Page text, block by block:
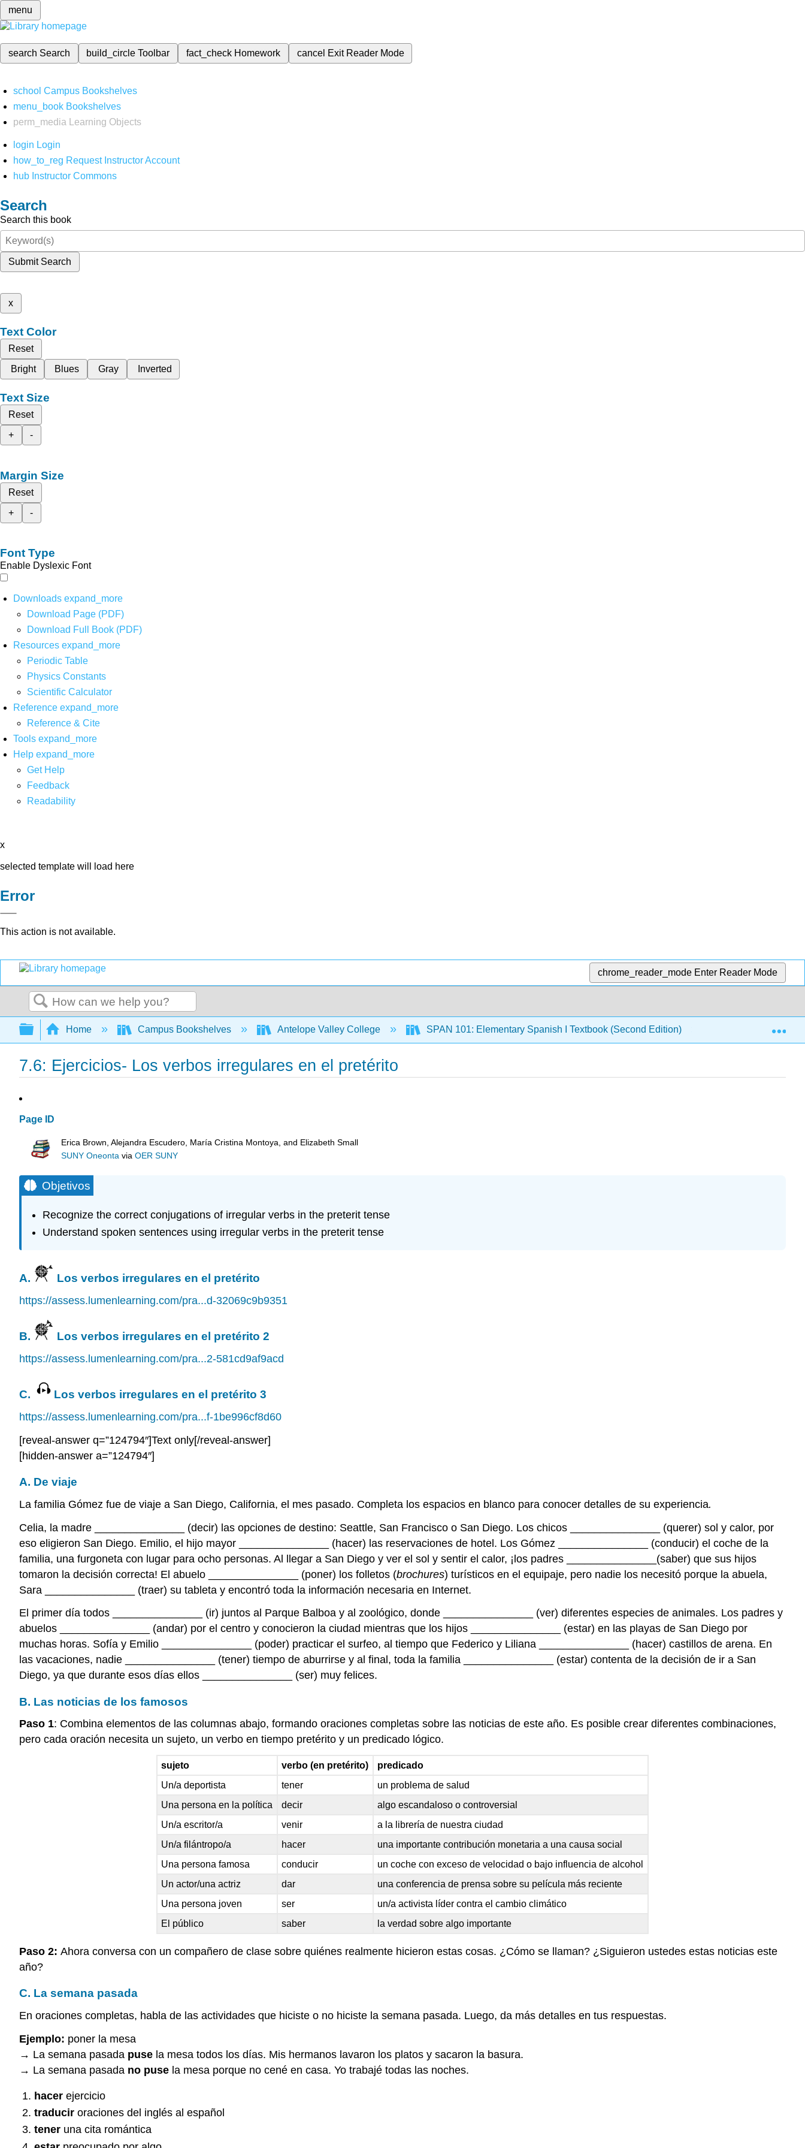
menu
search Search build_circleToolbar fact_check Homework cancel Exit Reader Mode
school Campus Bookshelves
menu_book Bookshelves
perm_media
Learning Objects
login Login
how_to_reg Request Instructor Account
hub Instructor Commons
Search
Search this book
Submit Search
x
Text Color
Reset
Bright
Blues Gray Inverted
Text Size
Reset
+
-
Margin Size
Reset
+
-
Font Type
Enable Dyslexic Font
Downloads expand_more
Download Page (PDF)
Download Full Book (PDF)
Resources expand_more
Periodic Table
Physics Constants
Scientific Calculator
Reference expand_more
Reference & Cite
Tools expand_more
Help expand_more
Get Help
Feedback
Readability
x
selected template will load here
Error
This action is not available.
chrome_reader_mode Enter Reader Mode
Search
Expand/collapse global hierarchy
Home Campus Bookshelves Antelope Valley College SPAN 101: Elementary Spanish I Textbook (Second Edition) 7: Capítulo 7
7.6: Ejercicios- Los verbos irregulares en el pretérito
Page ID
Erica Brown, Alejandra Escudero, María Cristina Montoya, and Elizabeth Small
SUNY Oneonta viaOER SUNY
Objetivos
Recognize the correct conjugations of irregular verbs in the preterit tense
Understand spoken sentences using irregular verbs in the preterit tense
A. Los verbos irregulares en el pretérito
https://assess.lumenlearning.com/pra...d-32069c9b9351
B. Los verbos irregulares en el pretérito 2
https://assess.lumenlearning.com/pra...2-581cd9af9acd
C. Los verbos irregulares en el pretérito 3
https://assess.lumenlearning.com/pra...f-1be996cf8d60
[reveal-answer q=”124794″]Text only[/reveal-answer]
[hidden-answer a=”124794″]
A. De viaje
La familia Gómez fue de viaje a San Diego, California, el mes pasado. Completa los espacios en blanco para conocer detalles de su experiencia.
Celia, la madre _______________ (decir) las opciones de destino: Seattle, San Francisco o San Diego. Los chicos _______________ (querer) sol y calor, por
eso eligieron San Diego. Emilio, el hijo mayor _______________ (hacer) las reservaciones de hotel. Los Gómez _______________ (conducir) el coche de la
familia, una furgoneta con lugar para ocho personas. Al llegar a San Diego y ver el sol y sentir el calor, ¡los padres _______________(saber) que sus hijos
tomaron la decisión correcta! El abuelo _______________ (poner) los folletos (brochures) turísticos en el equipaje, pero nadie los necesitó porque la abuela,
Sara _______________ (traer) su tableta y encontró toda la información necesaria en Internet.
El primer día todos _______________ (ir) juntos al Parque Balboa y al zoológico, donde _______________ (ver) diferentes especies de animales. Los padres y
abuelos _______________ (andar) por el centro y conocieron la ciudad mientras que los hijos _______________ (estar) en las playas de San Diego por
muchas horas. Sofía y Emilio _______________ (poder) practicar el surfeo, al tiempo que Federico y Liliana _______________ (hacer) castillos de arena. En
las vacaciones, nadie _______________ (tener) tiempo de aburrirse y al final, toda la familia _______________ (estar) contenta de la decisión de ir a San
Diego, ya que durante esos días ellos _______________ (ser) muy felices.
B. Las noticias de los famosos
Paso 1: Combina elementos de las columnas abajo, formando oraciones completas sobre las noticias de este año. Es posible crear diferentes combinaciones,
pero cada oración necesita un sujeto, un verbo en tiempo pretérito y un predicado lógico.
sujeto verbo (en pretérito)
predicado
Un/a deportista
tener
un problema de salud
Una persona en la política
decir
algo escandaloso o controversial
Un/a escritor/a
venir
a la librería de nuestra ciudad
Un/a filántropo/a
hacer
una importante contribución monetaria a una causa social
Una persona famosa
conducir
un coche con exceso de velocidad o bajo influencia de alcohol
Un actor/una actriz
dar
una conferencia de prensa sobre su película más reciente
Una persona joven
ser
un/a activista líder contra el cambio climático
El público
saber la verdad sobre algo importante
Paso 2: Ahora conversa con un compañero de clase sobre quiénes realmente hicieron estas cosas. ¿Cómo se llaman? ¿Siguieron ustedes estas noticias este
año?
C. La semana pasada
En oraciones completas, habla de las actividades que hiciste o no hiciste la semana pasada. Luego, da más detalles en tus respuestas.
Ejemplo: poner la mesa
→ La semana pasada puse la mesa todos los días. Mis hermanos lavaron los platos y sacaron la basura.
→ La semana pasada no puse la mesa porque no cené en casa. Yo trabajé todas las noches.
hacerejercicio
traduciroraciones del inglés al español
teneruna cita romántica